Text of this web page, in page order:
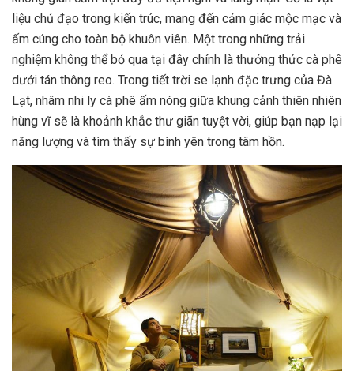
liệu chủ đạo trong kiến trúc, mang đến cảm giác mộc mạc và
ấm cúng cho toàn bộ khuôn viên. Một trong những trải
nghiệm không thể bỏ qua tại đây chính là thưởng thức cà phê
dưới tán thông reo. Trong tiết trời se lạnh đặc trưng của Đà
Lạt, nhâm nhi ly cà phê ấm nóng giữa khung cảnh thiên nhiên
hùng vĩ sẽ là khoảnh khắc thư giãn tuyệt vời, giúp bạn nạp lại
năng lượng và tìm thấy sự bình yên trong tâm hồn.